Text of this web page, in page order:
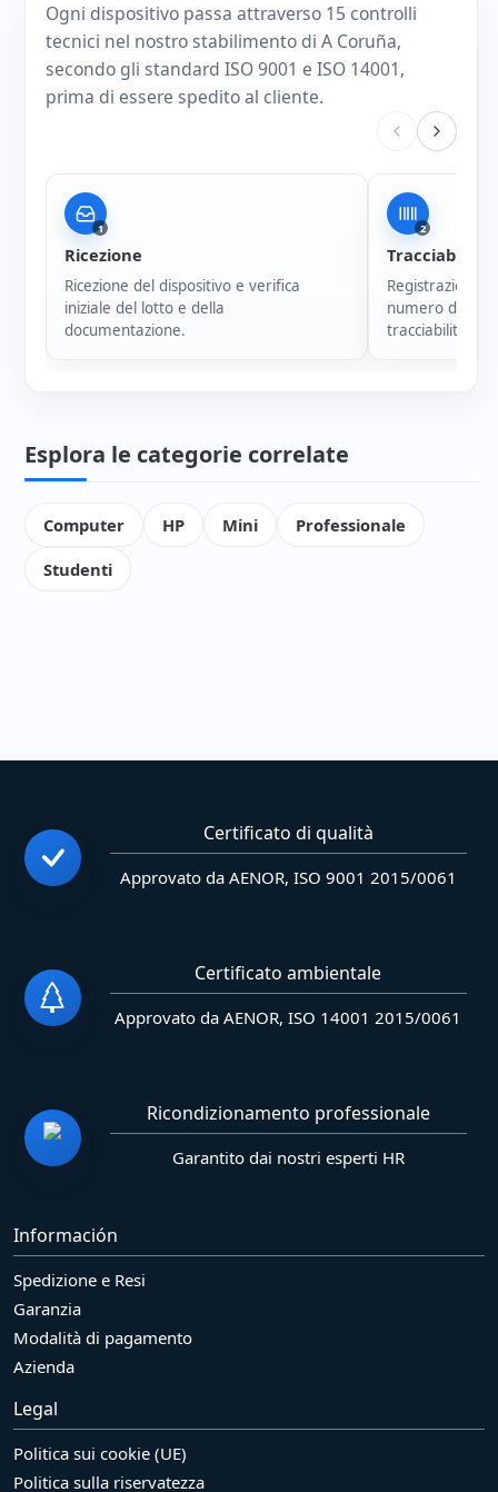
Ogni dispositivo passa attraverso 15 controlli
tecnici nel nostro stabilimento di A Coruña,
secondo gli standard ISO 9001 e ISO 14001,
prima di essere spedito al cliente.
1
Ricezione
Ricezione del dispositivo e verifica
iniziale del lotto e della
documentazione.
2
Tracciabilità
Registrazione
numero di
tracciabilità di
Esplora le categorie correlate
Computer HP Mini
Professionale
Studenti
Certificato di qualità
Approvato da AENOR, ISO 9001 2015/0061
Certificato ambientale
Approvato da AENOR, ISO 14001 2015/0061
Ricondizionamento professionale
Garantito dai nostri esperti HR
Información
Spedizione e Resi
Garanzia
Modalità di pagamento
Azienda
Legal
Politica sui cookie (UE)
Politica sulla riservatezza